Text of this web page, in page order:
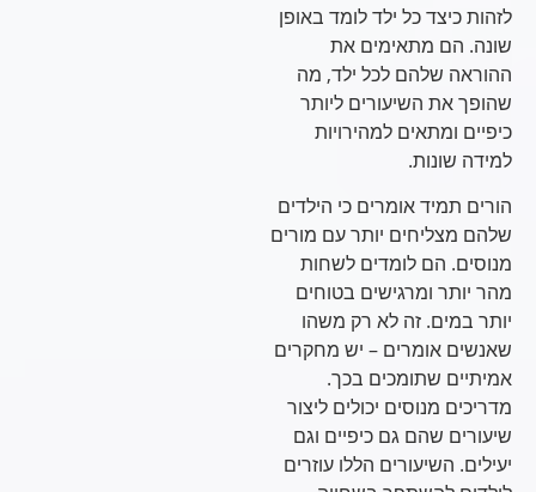
לזהות כיצד כל ילד לומד באופן
שונה. הם מתאימים את
ההוראה שלהם לכל ילד, מה
שהופך את השיעורים ליותר
כיפיים ומתאים למהירויות
למידה שונות.
הורים תמיד אומרים כי הילדים
שלהם מצליחים יותר עם מורים
מנוסים. הם לומדים לשחות
מהר יותר ומרגישים בטוחים
יותר במים. זה לא רק משהו
שאנשים אומרים – יש מחקרים
אמיתיים שתומכים בכך.
מדריכים מנוסים יכולים ליצור
שיעורים שהם גם כיפיים וגם
יעילים. השיעורים הללו עוזרים